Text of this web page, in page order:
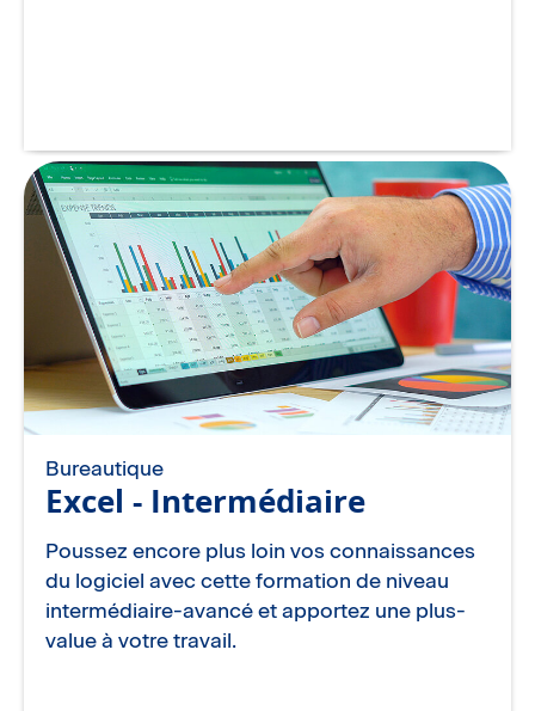
Bureautique
Excel - Intermédiaire
Poussez encore plus loin vos connaissances
du logiciel avec cette formation de niveau
intermédiaire-avancé et apportez une plus-
value à votre travail.